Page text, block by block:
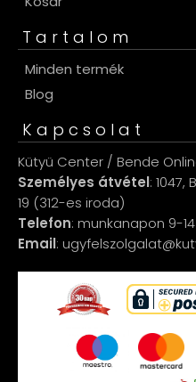
Tartalom
Minden termék
Blog
Kapcsolat
Kütyü Center / Bende
Személyes átvétel:
19 (312-es iroda)
Telefon: munkanapon 9-
Email: